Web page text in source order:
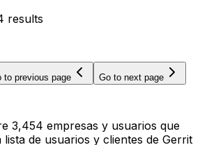
results
to previous page Go to next page
3,454 empresas y usuarios que
de usuarios y clientes de Gerrit